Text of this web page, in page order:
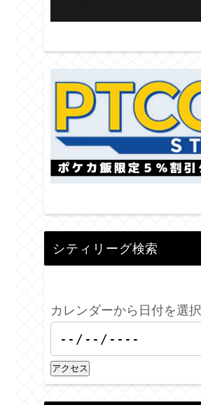
シティリーグ検索
カレンダーから日付を選択
アクセス